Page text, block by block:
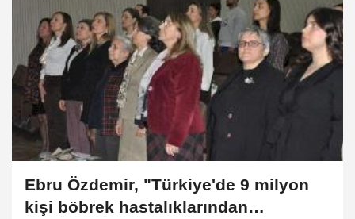
Ebru Özdemir, "Türkiye'de 9 milyon
kişi böbrek hastalıklarından